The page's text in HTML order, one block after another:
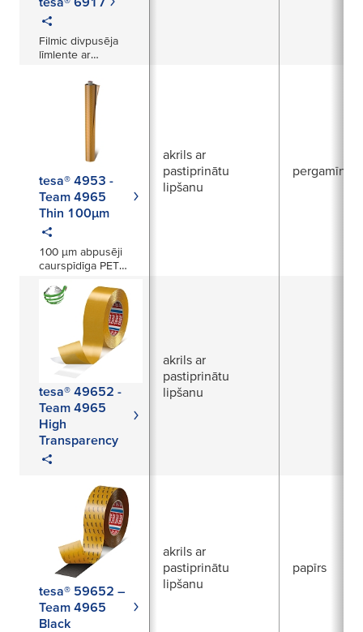
Filmic divpusēja
līmlente ar
maisu aizlīmēšanai
tesa® 4953 -
Team 4965
Thin 100µm
100 µm abpusēji
caurspīdīga PET
akrils ar
pastiprinātu
lipšanu
pergamīns
tesa® 49652 -
Team 4965
High
Transparency
akrils ar
pastiprinātu
lipšanu
tesa® 59652 –
Team 4965
Black
akrils ar
pastiprinātu
lipšanu
papīrs